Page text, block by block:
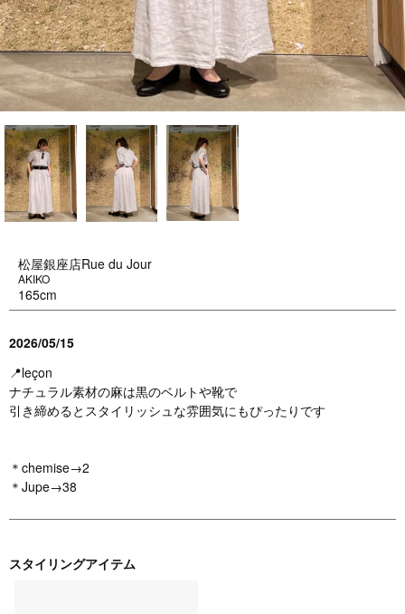
松屋銀座店Rue du Jour
AKIKO
165cm
2026/05/15
📍leçon
ナチュラル素材の麻は黒のベルトや靴で
引き締めるとスタイリッシュな雰囲気にもぴったりです
＊chemise→2
＊Jupe→38
スタイリングアイテム